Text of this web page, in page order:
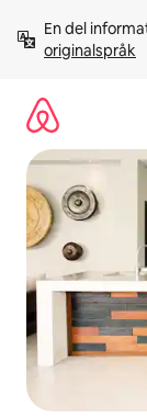
innehåll
En del
originalspråk